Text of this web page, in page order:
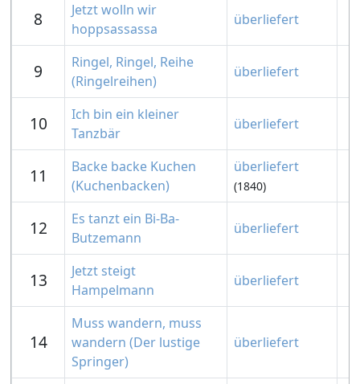
8
Jetzt wolln wir
hoppsassassa
überliefert
9
Ringel, Ringel, Reihe
(Ringelreihen)
überliefert
10
Ich bin ein kleiner
Tanzbär
überliefert
11
Backe backe Kuchen
(Kuchenbacken)
überliefert
(1840)
12
Es tanzt ein Bi-Ba-
Butzemann
überliefert
13
Jetzt steigt
Hampelmann
überliefert
14
Muss wandern, muss
wandern (Der lustige
Springer)
überliefert